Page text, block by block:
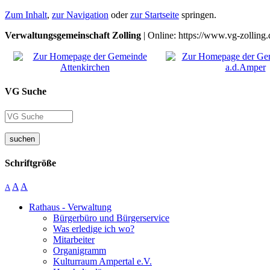
Zum Inhalt, zur Navigation oderzur Startseite springen.
Verwaltungsgemeinschaft Zolling | Online: https://www.vg-
VG Suche
suchen
Schriftgröße
A A A
Rathaus - Verwaltung
Bürgerbüro und Bürgerservice
Was erledige ich wo?
Mitarbeiter
Organigramm
Kulturraum Ampertal e.V.